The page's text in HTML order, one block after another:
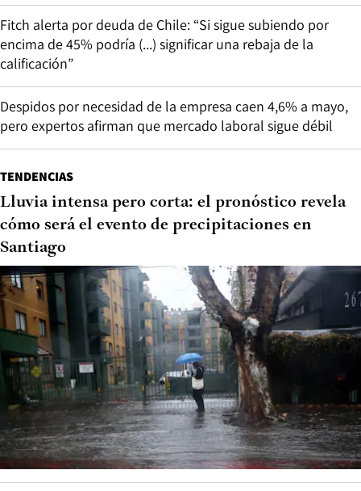
Fitch alerta por deuda de Chile: “Si sigue subiendo por
encima de 45% podría (...) significar una rebaja de la
calificación”
Despidos por necesidad de la empresa caen 4,6% a mayo,
pero expertos afirman que mercado laboral sigue débil
TENDENCIAS
Lluvia intensa pero corta: el pronóstico revela
cómo será el evento de precipitaciones en
Santiago